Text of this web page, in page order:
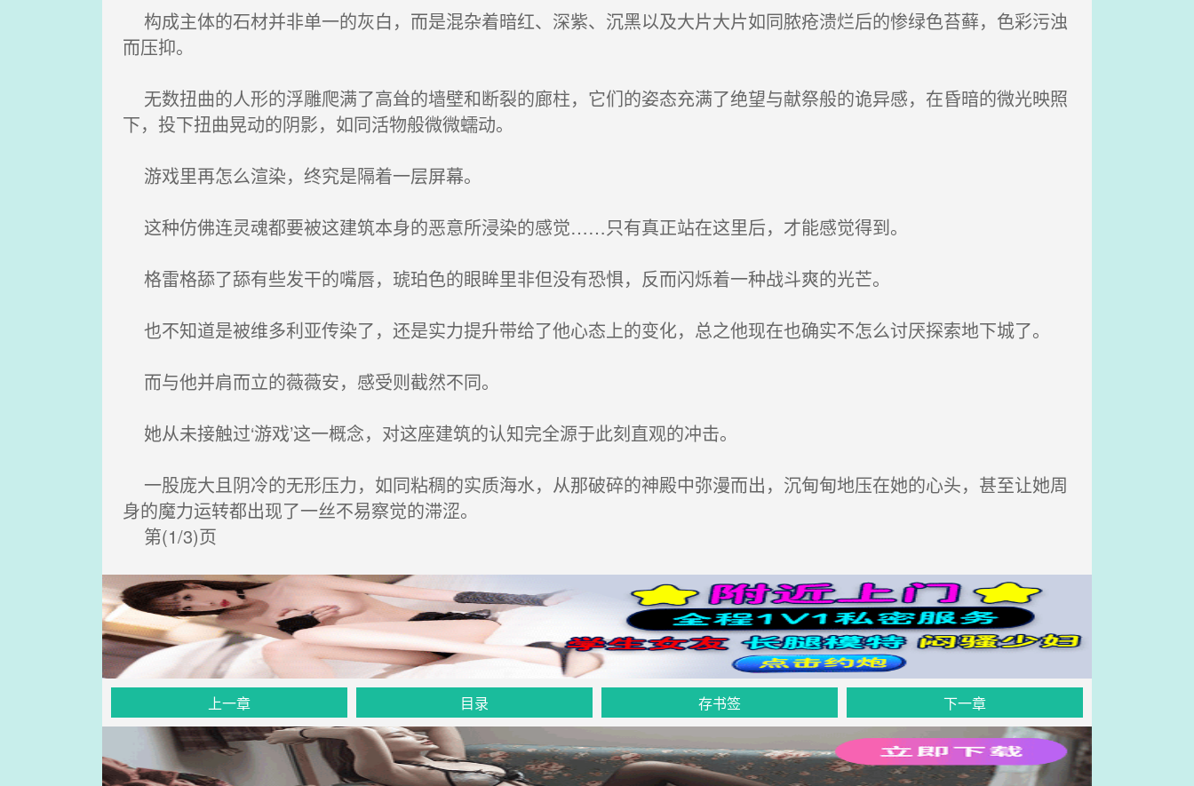
构成主体的石材并非单一的灰白，而是混杂着暗红、深紫、沉黑以及大片大片如同脓疮溃烂后的惨绿色苔藓，色彩污浊
而压抑。
无数扭曲的人形的浮雕爬满了高耸的墙壁和断裂的廊柱，它们的姿态充满了绝望与献祭般的诡异感，在昏暗的微光映照
下，投下扭曲晃动的阴影，如同活物般微微蠕动。
游戏里再怎么渲染，终究是隔着一层屏幕。
这种仿佛连灵魂都要被这建筑本身的恶意所浸染的感觉……只有真正站在这里后，才能感觉得到。
格雷格舔了舔有些发干的嘴唇，琥珀色的眼眸里非但没有恐惧，反而闪烁着一种战斗爽的光芒。
也不知道是被维多利亚传染了，还是实力提升带给了他心态上的变化，总之他现在也确实不怎么讨厌探索地下城了。
而与他并肩而立的薇薇安，感受则截然不同。
她从未接触过‘游戏’这一概念，对这座建筑的认知完全源于此刻直观的冲击。
一股庞大且阴冷的无形压力，如同粘稠的实质海水，从那破碎的神殿中弥漫而出，沉甸甸地压在她的心头，甚至让她周
身的魔力运转都出现了一丝不易察觉的滞涩。
第(1/3)页
上一章 目录 存书签 下一章